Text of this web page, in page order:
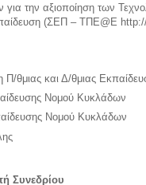
την αξιοποίηση των
(ΣΕΠ – ΤΠΕ@Ε
Π/θμιας και Δ/θμιας
Νομού Κυκλάδων
Νομού Κυκλάδων
Συνεδρίου